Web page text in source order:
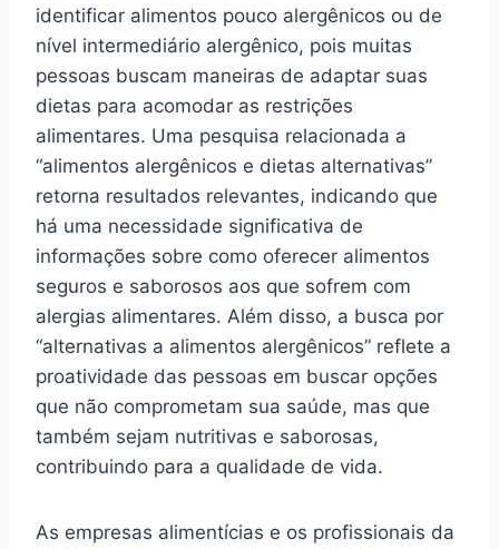
identificar alimentos pouco alergênicos ou de
nível intermediário alergênico, pois muitas
pessoas buscam maneiras de adaptar suas
dietas para acomodar as restrições
alimentares. Uma pesquisa relacionada a
“alimentos alergênicos e dietas alternativas”
retorna resultados relevantes, indicando que
há uma necessidade significativa de
informações sobre como oferecer alimentos
seguros e saborosos aos que sofrem com
alergias alimentares. Além disso, a busca por
“alternativas a alimentos alergênicos” reflete a
proatividade das pessoas em buscar opções
que não comprometam sua saúde, mas que
também sejam nutritivas e saborosas,
contribuindo para a qualidade de vida.
As empresas alimentícias e os profissionais da